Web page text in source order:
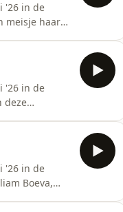
'26 in de
meisje haar
'26 in de
deze
'26 in de
Boeva,